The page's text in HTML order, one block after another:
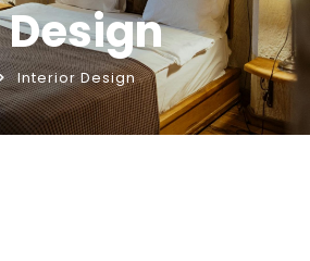
Interior Design